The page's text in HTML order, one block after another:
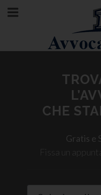
CHE
Gratis e
Fissa un